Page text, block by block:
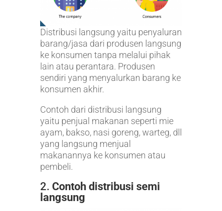
Distribusi langsung yaitu penyaluran
barang/jasa dari produsen langsung
ke konsumen tanpa melalui pihak
lain atau perantara. Produsen
sendiri yang menyalurkan barang ke
konsumen akhir.
Contoh dari distribusi langsung
yaitu penjual makanan seperti mie
ayam, bakso, nasi goreng, warteg, dll
yang langsung menjual
makanannya ke konsumen atau
pembeli.
2. Contoh distribusi semi
langsung